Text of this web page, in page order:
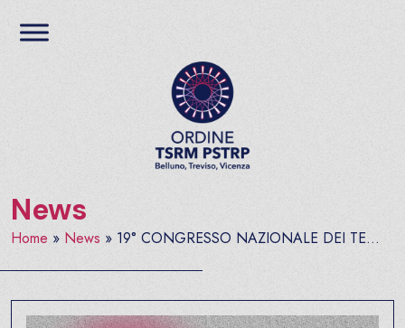
News
Home » News » 19° CONGRESSO NAZIONALE DEI TE...